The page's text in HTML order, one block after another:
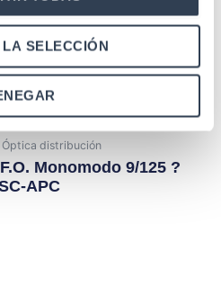
SELECCIÓN
Óptica distribución
Monomodo 9/125 ?
APC